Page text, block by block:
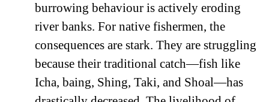
burrowing behaviour is actively eroding
river banks. For native fishermen, the
consequences are stark. They are struggling
because their traditional catch—fish like
Icha, baing, Shing, Taki, and Shoal—has